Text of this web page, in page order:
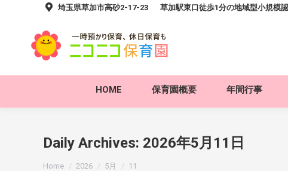
埼玉県草加市高砂2-17-23 草加駅東口徒歩1分の地域型小規模
HOME 保育園概要 年間行事
Daily Archives: 2026年5月11日
You are here:
Home 2026 5月 11